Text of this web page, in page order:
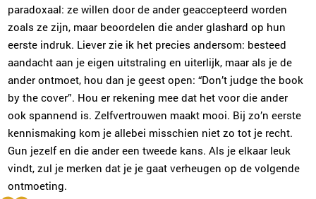
paradoxaal: ze willen door de ander geaccepteerd worden
zoals ze zijn, maar beoordelen die ander glashard op hun
eerste indruk. Liever zie ik het precies andersom: besteed
aandacht aan je eigen uitstraling en uiterlijk, maar als je de
ander ontmoet, hou dan je geest open: “Don’t judge the book
by the cover”. Hou er rekening mee dat het voor die ander
ook spannend is. Zelfvertrouwen maakt mooi. Bij zo’n eerste
kennismaking kom je allebei misschien niet zo tot je recht.
Gun jezelf en die ander een tweede kans. Als je elkaar leuk
vindt, zul je merken dat je je gaat verheugen op de volgende
ontmoeting.